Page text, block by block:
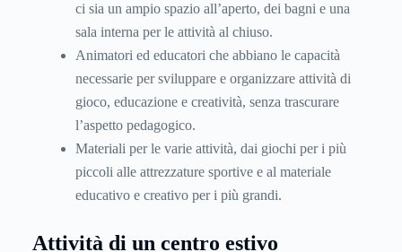
ci sia un ampio spazio all’aperto, dei bagni e una
sala interna per le attività al chiuso.
Animatori ed educatori che abbiano le capacità
necessarie per sviluppare e organizzare attività di
gioco, educazione e creatività, senza trascurare
l’aspetto pedagogico.
Materiali per le varie attività, dai giochi per i più
piccoli alle attrezzature sportive e al materiale
educativo e creativo per i più grandi.
Attività di un centro estivo